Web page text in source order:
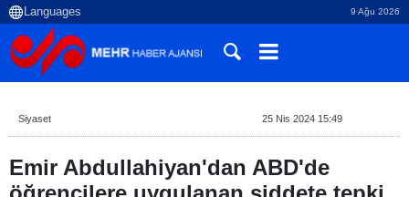
9 Ağu 2026
Siyaset 25 Nis 2024 15:49
Emir Abdullahiyan'dan ABD'de